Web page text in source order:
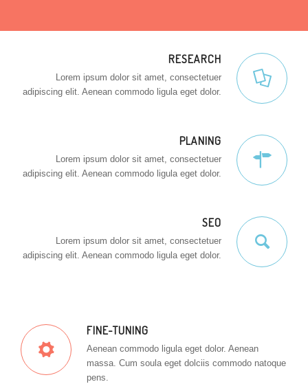
RESEARCH
Lorem ipsum dolor sit amet, consectetuer
adipiscing elit. Aenean commodo ligula eget dolor.
PLANING
Lorem ipsum dolor sit amet, consectetuer
adipiscing elit. Aenean commodo ligula eget dolor.
SEO
Lorem ipsum dolor sit amet, consectetuer
adipiscing elit. Aenean commodo ligula eget dolor.
FINE-TUNING
Aenean commodo ligula eget dolor. Aenean
massa. Cum soula eget dolciis commodo natoque
pens.